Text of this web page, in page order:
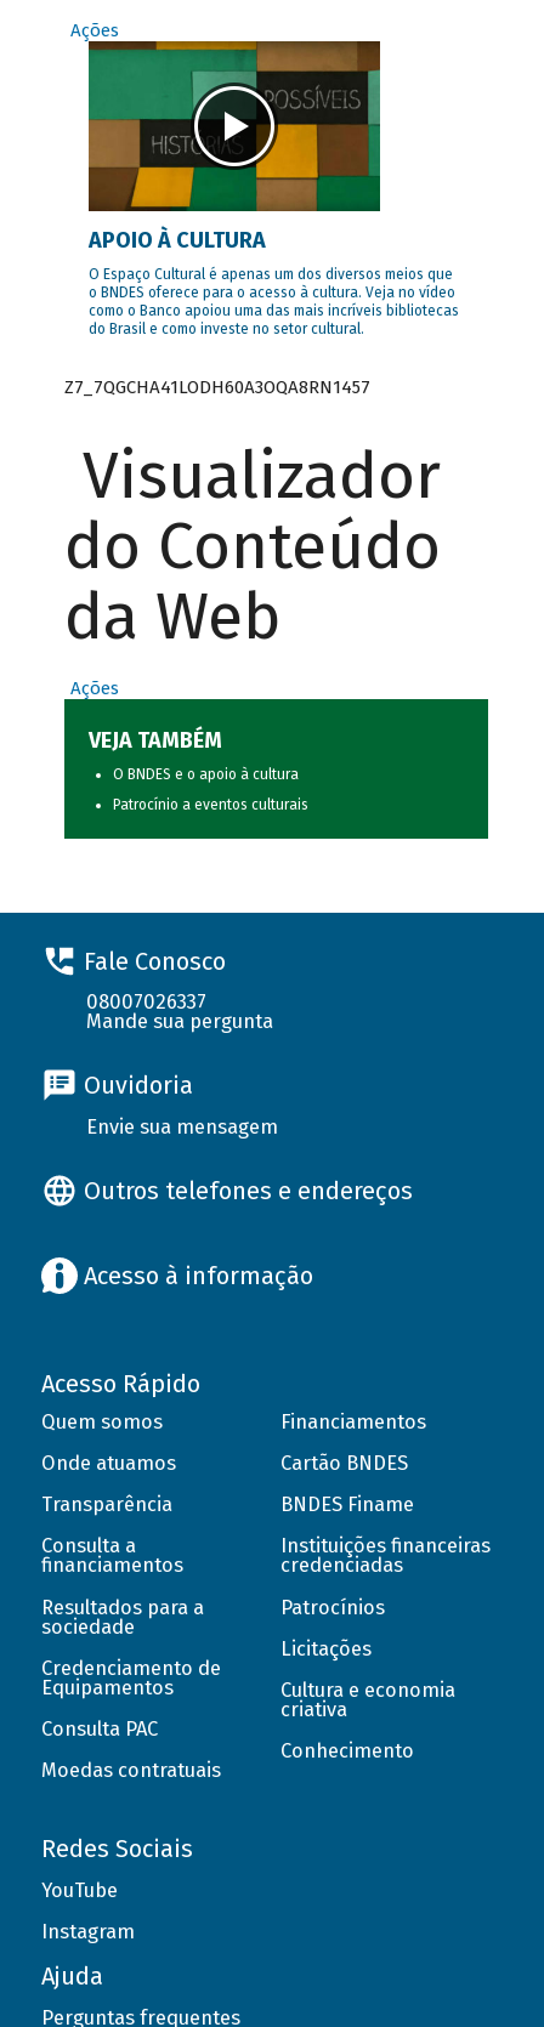
Ações
APOIO À CULTURA
O Espaço Cultural é apenas um dos diversos meios que
o BNDES oferece para o acesso à cultura. Veja no vídeo
como o Banco apoiou uma das mais incríveis bibliotecas
do Brasil e como investe no setor cultural.
Z7_7QGCHA41LODH60A3OQA8RN1457
Visualizador
do Conteúdo
da Web
Ações
VEJA TAMBÉM
O BNDES e o apoio à cultura
Patrocínio a eventos culturais
Fale Conosco
08007026337
Mande sua pergunta
Ouvidoria
Envie sua mensagem
Outros telefones e endereços
Acesso à informação
Acesso Rápido
Quem somos
Onde atuamos
Transparência
Consulta a
financiamentos
Resultados para a
sociedade
Credenciamento de
Equipamentos
Consulta PAC
Moedas contratuais
Financiamentos
Cartão BNDES
BNDES Finame
Instituições financeiras
credenciadas
Patrocínios
Licitações
Cultura e economia
criativa
Conhecimento
Redes Sociais
YouTube
Instagram
Ajuda
Perguntas frequentes